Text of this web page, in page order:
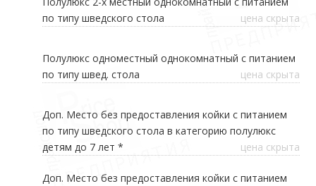
по типу шведского стола
цена скрыта
Полулюкс одноместный однокомнатный с питанием
по типу швед. стола
цена скрыта
Доп. Место без предоставления койки с питанием
по типу шведского стола в категорию полулюкс
детям до 7 лет *
цена скрыта
Доп. Место без предоставления койки с питанием